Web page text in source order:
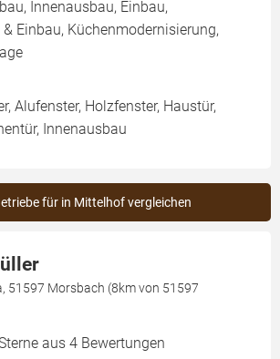
Innenausbau, Einbau,
Einbau, Küchenmodernisierung,
Alufenster, Holzfenster, Haustür,
Innenausbau
für in Mittelhof vergleichen
51597 Morsbach (8km von 51597
aus 4 Bewertungen